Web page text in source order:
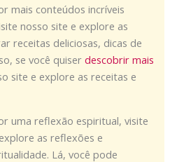
mais conteúdos incríveis
nosso site e explore as
receitas deliciosas, dicas de
se você quiserdescobrir mais
site e explore as receitas e
uma reflexão espiritual, visite
as reflexões e
Lá, você pode